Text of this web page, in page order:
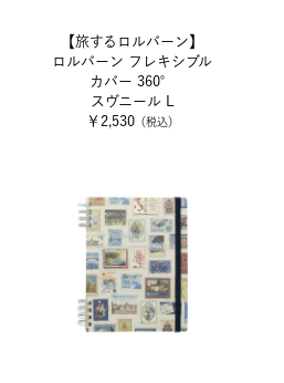
【旅するロルバーン】
ロルバーン フレキシブル
カバー 360°
スヴニール L
￥2,530（税込）